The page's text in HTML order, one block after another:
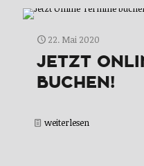
22. Mai 2020
JETZT
BUCHEN!
weiterlesen